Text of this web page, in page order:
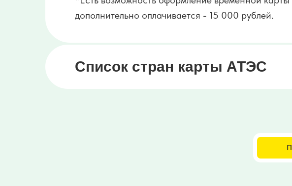
дополнительно оплачивается - 15 000 рублей.
Список стран карты АТЭС